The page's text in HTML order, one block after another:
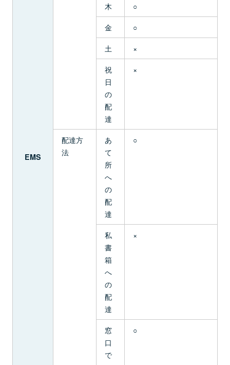
EMS
木
○
金
○
土
×
祝
日
の
配
達
×
配達方
法
あ
て
所
へ
の
配
達
○
私
書
箱
へ
の
配
達
×
窓
口
で
○